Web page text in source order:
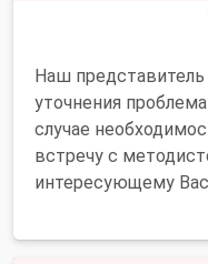
Наш
уточнения
случае
встречу с
интересующему Вас